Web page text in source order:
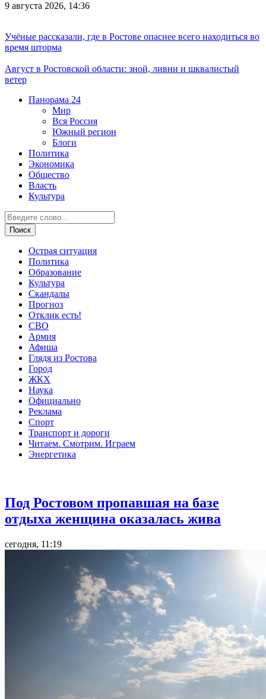
9 августа 2026, 14:36
Учёные рассказали, где в Ростове опаснее всего находиться во
время шторма
Август в Ростовской области: зной, ливни и шквалистый
ветер
Панорама 24
Мир
Вся Россия
Южный регион
Блоги
Политика
Экономика
Общество
Власть
Культура
Острая ситуация
Политика
Образование
Культура
Скандалы
Прогноз
Отклик есть!
СВО
Армия
Афиша
Глядя из Ростова
Город
ЖКХ
Наука
Официально
Реклама
Спорт
Транспорт и дороги
Читаем. Смотрим. Играем
Энергетика
Под Ростовом пропавшая на базе
отдыха женщина оказалась жива
сегодня, 11:19